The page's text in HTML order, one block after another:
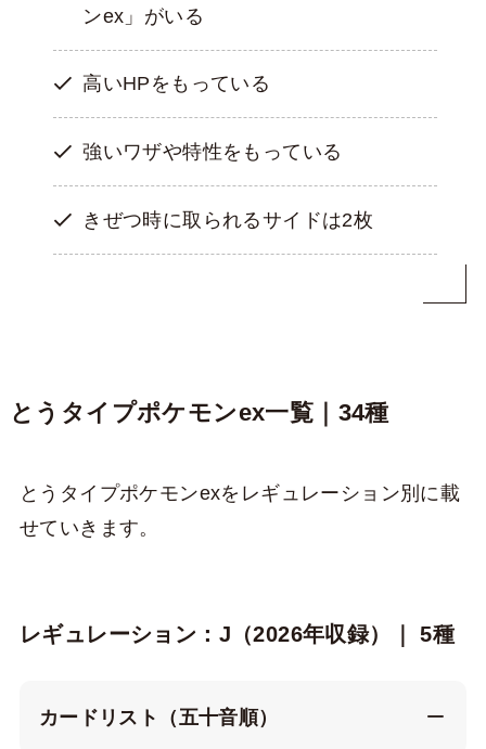
ンex」がいる
高いHPをもっている
強いワザや特性をもっている
きぜつ時に取られるサイドは2枚
とうタイプポケモンex一覧｜34種
とうタイプポケモンexをレギュレーション別に載
せていきます。
レギュレーション：J（2026年収録）｜ 5種
カードリスト（五十音順）